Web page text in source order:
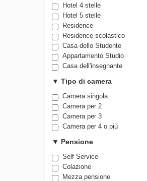
Hotel 4 stelle
Hotel 5 stelle
Residence
Residence scolastico
Casa dello Studente
Appartamento Studio
Casa dell'insegnante
▼ Tipo di camera
Camera singola
Camera per 2
Camera per 3
Camera per 4 o più
▼ Pensione
Self Service
Colazione
Mezza pensione